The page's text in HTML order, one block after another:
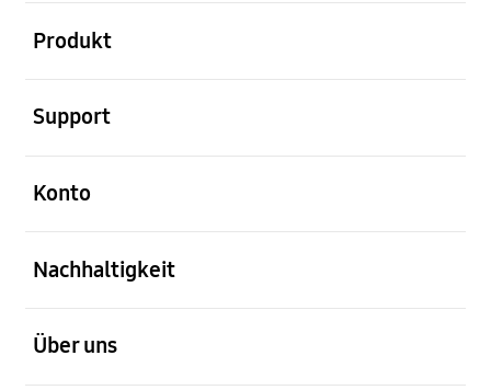
Produkt
Support
Konto
Nachhaltigkeit
Über uns